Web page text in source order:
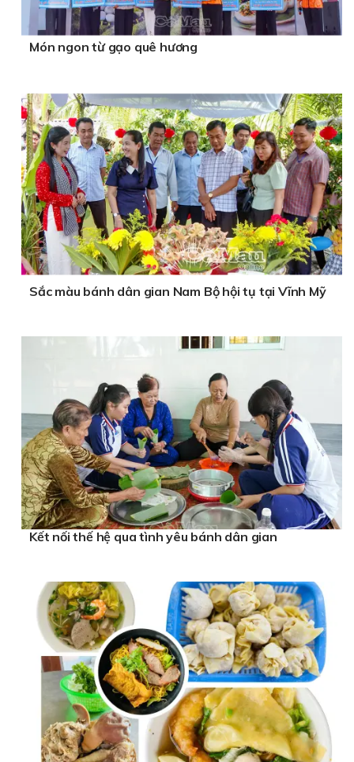
Món ngon từ gạo quê hương
Sắc màu bánh dân gian Nam Bộ hội tụ tại Vĩnh Mỹ
Kết nối thế hệ qua tình yêu bánh dân gian